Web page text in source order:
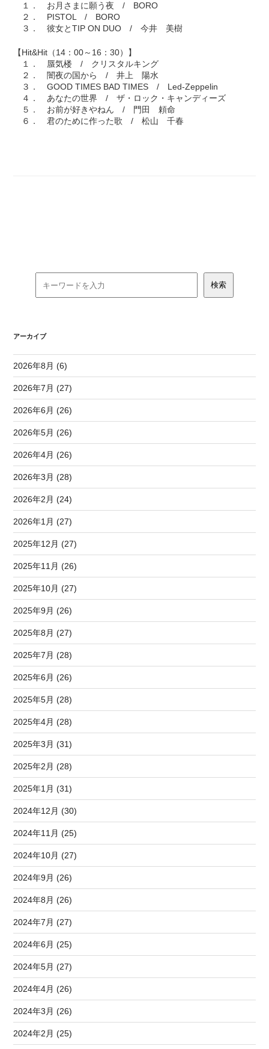
１． お月さまに願う夜 / BORO
２． PISTOL / BORO
３． 彼女とTIP ON DUO / 今井 美樹
【Hit&Hit（14：00～16：30）】
１． 蜃気楼 / クリスタルキング
２． 闇夜の国から / 井上 陽水
３． GOOD TIMES BAD TIMES / Led-Zeppelin
４． あなたの世界 / ザ・ロック・キャンディーズ
５． お前が好きやねん / 門田 頼命
６． 君のために作った歌 / 松山 千春
アーカイブ
2026年8月 (6)
2026年7月 (27)
2026年6月 (26)
2026年5月 (26)
2026年4月 (26)
2026年3月 (28)
2026年2月 (24)
2026年1月 (27)
2025年12月 (27)
2025年11月 (26)
2025年10月 (27)
2025年9月 (26)
2025年8月 (27)
2025年7月 (28)
2025年6月 (26)
2025年5月 (28)
2025年4月 (28)
2025年3月 (31)
2025年2月 (28)
2025年1月 (31)
2024年12月 (30)
2024年11月 (25)
2024年10月 (27)
2024年9月 (26)
2024年8月 (26)
2024年7月 (27)
2024年6月 (25)
2024年5月 (27)
2024年4月 (26)
2024年3月 (26)
2024年2月 (25)